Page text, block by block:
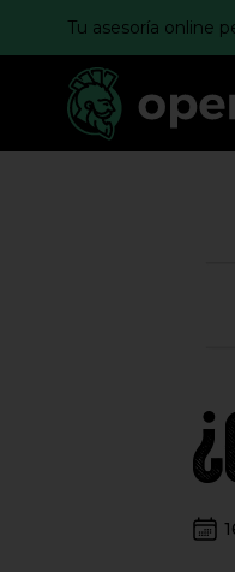
Tu asesoría online